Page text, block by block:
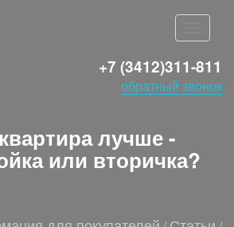
+7 (3412)311-811
обратный звонок
лучше -
или вторичка?